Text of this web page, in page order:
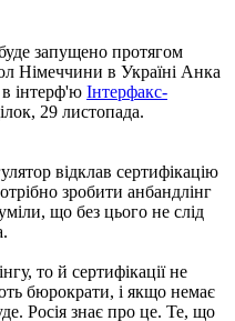
запущено протягом
Німеччини в Україні Анка
інтерф'ю Інтерфакс-
29 листопада.
відклав сертифікацію
зробити анбандлінг
що без цього не слід
то й сертифікації не
бюрократи, і якщо немає
Росія знає про це. Те, що